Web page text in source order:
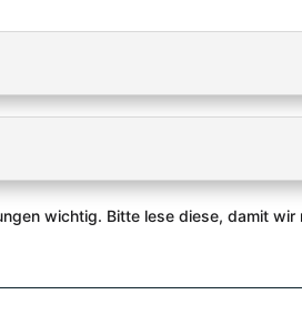
wichtig. Bitte lese diese, damit wir